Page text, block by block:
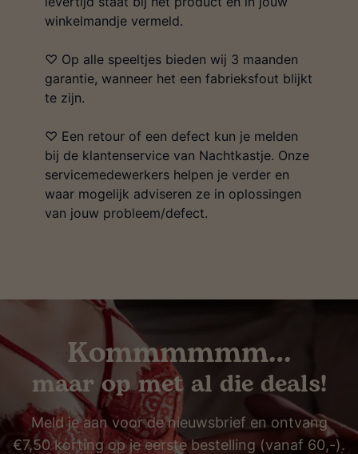
winkelmandje vermeld.
♡ Op alle speeltjes bieden wij 3 maanden
garantie, wanneer het een fabrieksfout blijkt
te zijn.
♡ Een retour of een defect kun je melden
bij de klantenservice van Nachtkastje. Onze
servicemedewerkers helpen je verder en
waar mogelijk adviseren ze in oplossingen
van jouw probleem/defect.
Kommmmmm…
maar op met al die deals!
Meld je aan voor de nieuwsbrief en ontvang
€7,50 korting op je eerste bestelling (vanaf 60,-).